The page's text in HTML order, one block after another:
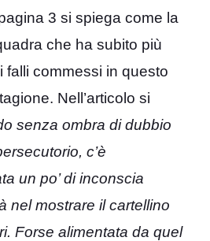
3 si spiega come la
che ha subito più
falli commessi in questo
Nell’articolo si
senza ombra di dubbio
c’è
un po’ di inconscia
nel mostrare il cartellino
Forse alimentata da quel